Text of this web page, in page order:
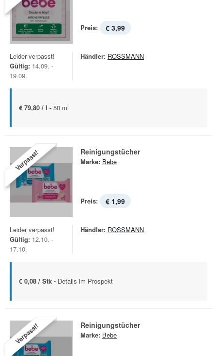
Preis: € 3,99
Leider verpasst!
Gültig: 14.09. -
19.09.
Händler: ROSSMANN
€ 79,80 / l - 50 ml
Verpasst! Reinigungstücher
Marke: Bebe
Preis: € 1,99
Leider verpasst!
Gültig: 12.10. -
17.10.
Händler: ROSSMANN
€ 0,08 / Stk - Details im Prospekt
Verpasst! Reinigungstücher
Marke: Bebe